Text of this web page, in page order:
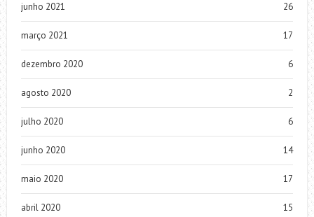
junho 2021 26
março 2021 17
dezembro 2020 6
agosto 2020 2
julho 2020 6
junho 2020 14
maio 2020 17
abril 2020 15